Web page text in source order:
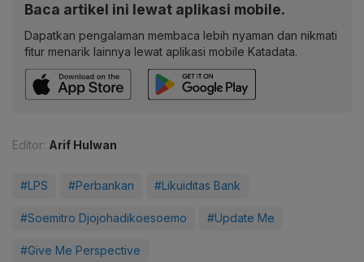
Baca artikel ini lewat aplikasi mobile.
Dapatkan pengalaman membaca lebih nyaman dan nikmati
fitur menarik lainnya lewat aplikasi mobile Katadata.
Editor: Arif Hulwan
#LPS #Perbankan #Likuiditas Bank
#Soemitro Djojohadikoesoemo #Update Me
#Give Me Perspective